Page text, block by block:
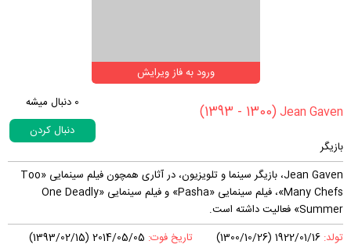
ورود به فاز ویرایش
(1300 - 1393)
0 دنبال میشه
دنبال کردن
بازیگر
Jean Gaven، بازیگر سینما و تلویزیون، در آثاری همچون فیلم سینمایی «Too
Many Chefs»، فیلم سینمایی «Pasha» و فیلم سینمایی «One Deadly
Summer» فعالیت داشته است.
تولد:
تاریخ فوت: